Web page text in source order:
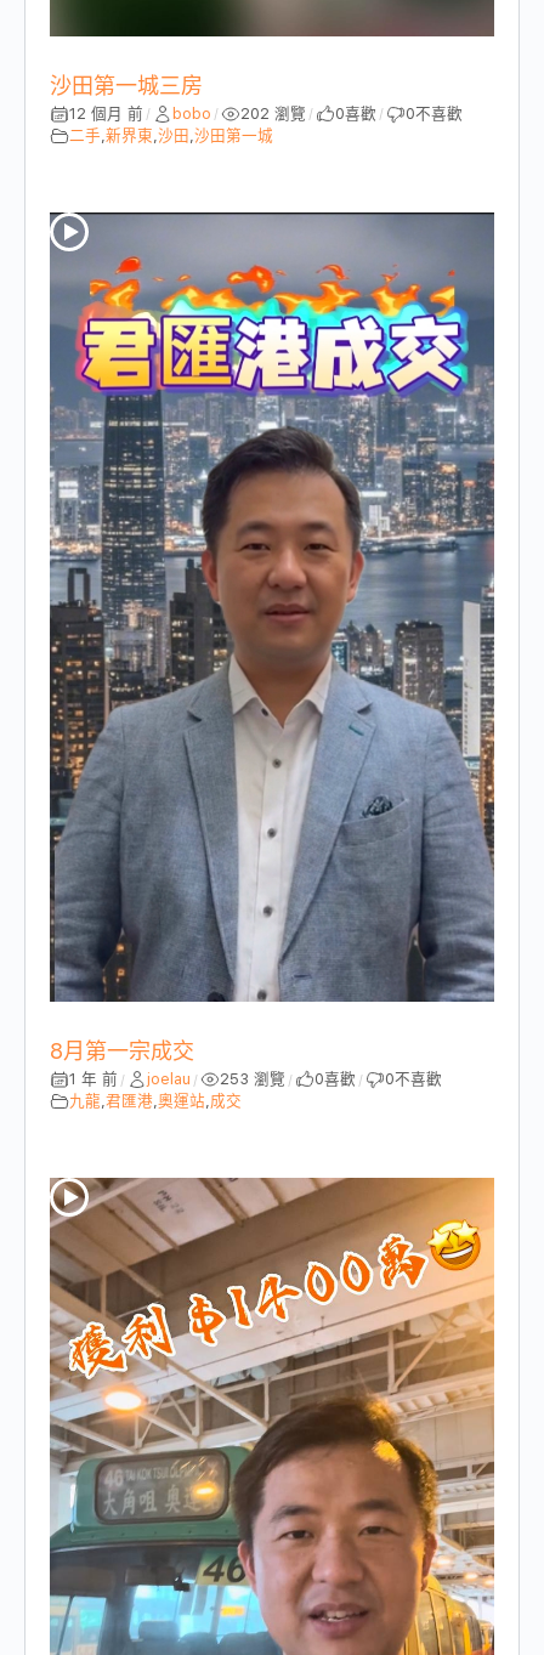
沙田第一城三房
12 個月 前 / bobo / 202 瀏覽 / 0喜歡 / 0不喜歡
二手 新界東 沙田 沙田第一城
8月第一宗成交
1 年 前 / joelau / 253 瀏覽 / 0喜歡 / 0不喜歡
九龍,君匯港,奧運站,成交